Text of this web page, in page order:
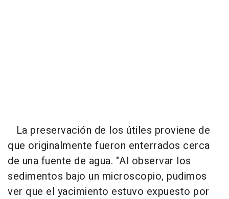
La preservación de los útiles proviene de
que originalmente fueron enterrados cerca
de una fuente de agua. "Al observar los
sedimentos bajo un microscopio, pudimos
ver que el yacimiento estuvo expuesto por